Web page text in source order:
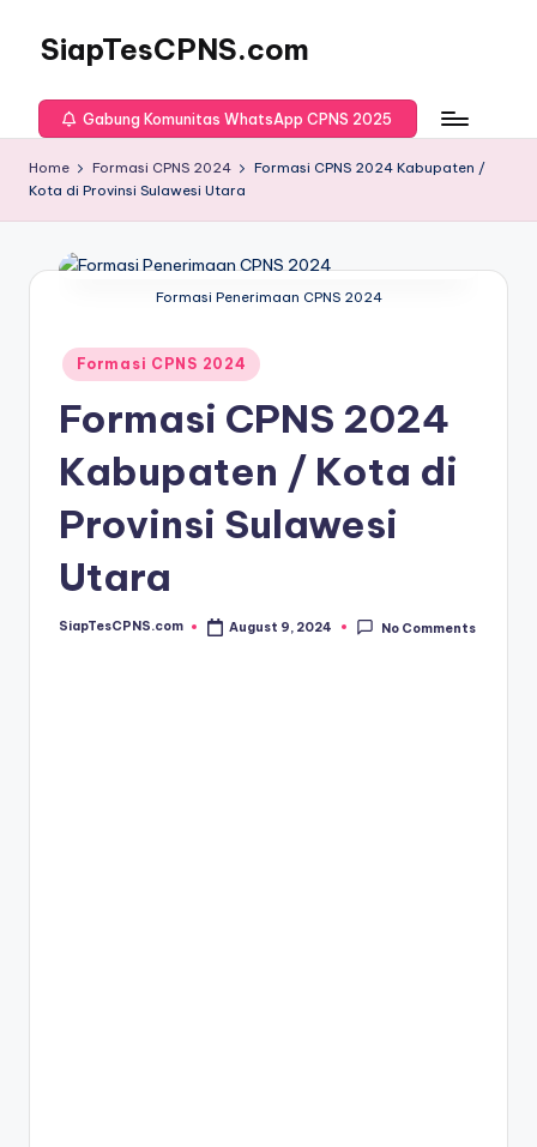
SiapTesCPNS.com
Gabung Komunitas WhatsApp CPNS 2025
Home Formasi CPNS 2024
Formasi CPNS 2024 Kabupaten /
Kota di Provinsi Sulawesi Utara
Formasi Penerimaan CPNS 2024
Posted
in
Formasi CPNS 2024
Formasi CPNS 2024
Kabupaten / Kota di
Provinsi Sulawesi
Utara
Posted
SiapTesCPNS.com August 9, 2024 No Comments